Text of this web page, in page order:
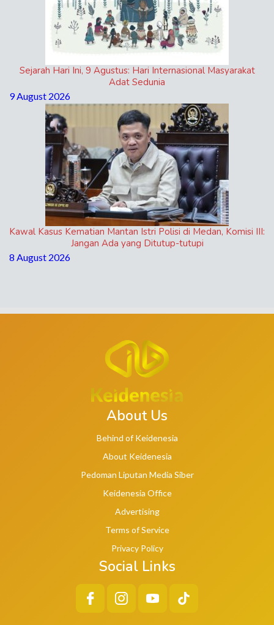
Sejarah Hari Ini, 9 Agustus: Hari Internasional Masyarakat
Adat Sedunia
9 August 2026
Kawal Kasus Kematian Mantan Istri Polisi di Medan, Komisi III:
Jangan Ada yang Ditutup-tutupi
8 August 2026
About Us
Behind of Keidenesia
About Keidenesia
Pedoman Liputan Media Siber
Keidenesia Office
Advertising
Terms of Service
Privacy Policy
Social Links